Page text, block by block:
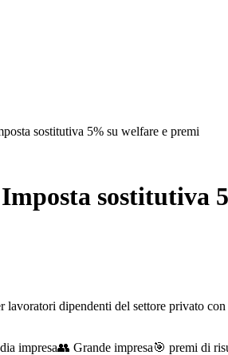
sostitutiva 5% su welfare e premi
sostitutiva
dipendenti del settore privato
impresa👥 Grande impresa🎯 premi di